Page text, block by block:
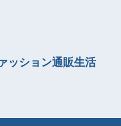
ッション通販生活